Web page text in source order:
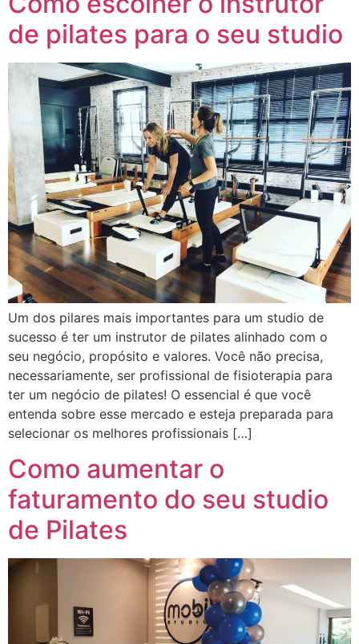
de pilates para o seu studio
Um dos pilares mais importantes para um studio de
sucesso é ter um instrutor de pilates alinhado com o
seu negócio, propósito e valores. Você não precisa,
necessariamente, ser profissional de fisioterapia para
ter um negócio de pilates! O essencial é que você
entenda sobre esse mercado e esteja preparada para
selecionar os melhores profissionais […]
Como aumentar o
faturamento do seu studio
de Pilates